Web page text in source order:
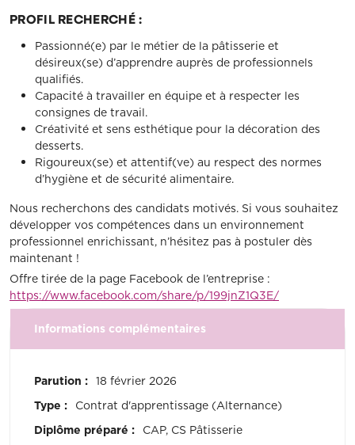
PROFIL RECHERCHÉ :
Passionné(e) par le métier de la pâtisserie et
désireux(se) d’apprendre auprès de professionnels
qualifiés.
Capacité à travailler en équipe et à respecter les
consignes de travail.
Créativité et sens esthétique pour la décoration des
desserts.
Rigoureux(se) et attentif(ve) au respect des normes
d’hygiène et de sécurité alimentaire.
Nous recherchons des candidats motivés. Si vous souhaitez
développer vos compétences dans un environnement
professionnel enrichissant, n’hésitez pas à postuler dès
maintenant !
Offre tirée de la page Facebook de l’entreprise :
https://www.facebook.com/share/p/199jnZ1Q3E/
Informations complémentaires
Parution : 18 février 2026
Type : Contrat d'apprentissage (Alternance)
Diplôme préparé : CAP, CS Pâtisserie